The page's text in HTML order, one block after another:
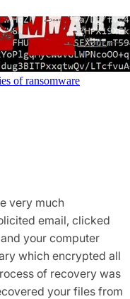
of ransomware
very much
email, clicked
your computer
which encrypted all
of recovery was
your files from